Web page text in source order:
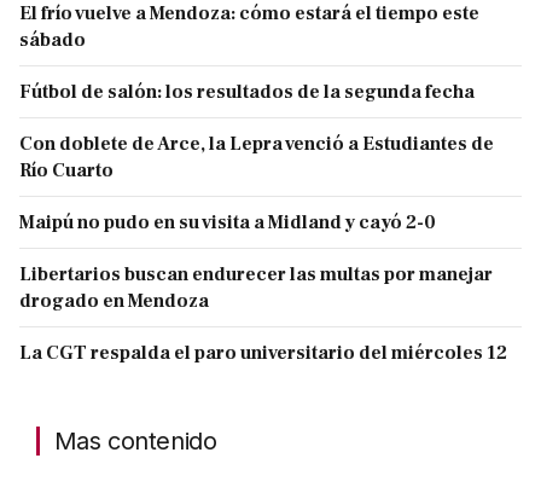
El frío vuelve a Mendoza: cómo estará el tiempo este
sábado
Fútbol de salón: los resultados de la segunda fecha
Con doblete de Arce, la Lepra venció a Estudiantes de
Río Cuarto
Maipú no pudo en su visita a Midland y cayó 2-0
Libertarios buscan endurecer las multas por manejar
drogado en Mendoza
La CGT respalda el paro universitario del miércoles 12
Mas contenido